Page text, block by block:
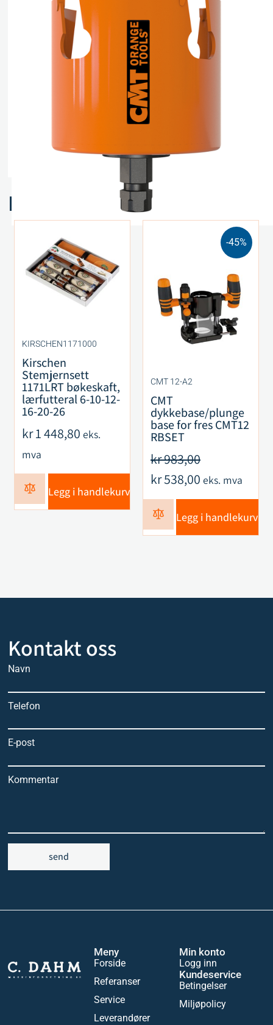
Legg i handlekurv
Sammenlign
Legg i ønskeliste
Beskrivelse
Spesifikasjoner
Relaterte produkter
KIRSCHEN1171000
Kirschen
Stemjernsett
1171LRT bøkeskaft,
lærfutteral 6-10-12-
16-20-26
kr1 448,80 eks.
mva
Legg i handlekurv
-45%
CMT 12-A2
CMT
dykkebase/plunge
base for fres CMT12
RBSET
kr983,00
kr538,00 eks. mva
Legg i handlekurv
Kontakt oss
Navn
Telefon
E-post
Kommentar
send
Meny
Forside
Referanser
Service
Leverandører
Min konto
Logg inn
Kundeservice
Betingelser
Miljøpolicy